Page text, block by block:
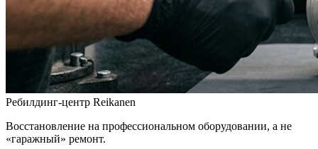
Ребилдинг-центр Reikanen
Восстановление на профессиональном оборудовании, а не
«гаражный» ремонт.